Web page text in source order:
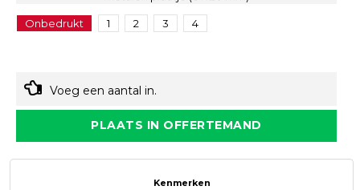
Onbedrukt 1 2 3 4
Voeg een aantal in.
PLAATS IN OFFERTEMAND
Kenmerken